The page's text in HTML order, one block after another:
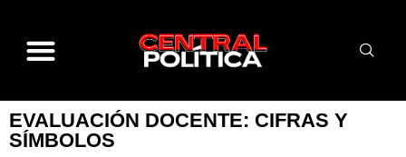
EVALUACIÓN DOCENTE: CIFRAS Y
SÍMBOLOS